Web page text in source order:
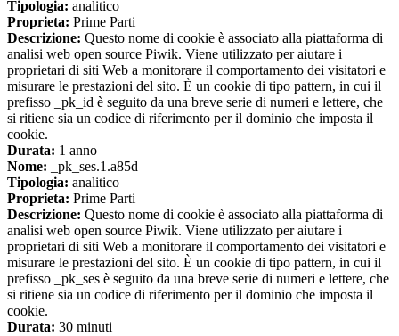
Tipologia: analitico
Proprieta: Prime Parti
Descrizione: Questo nome di cookie è associato alla piattaforma di
analisi web open source Piwik. Viene utilizzato per aiutare i
proprietari di siti Web a monitorare il comportamento dei visitatori e
misurare le prestazioni del sito. È un cookie di tipo pattern, in cui il
prefisso _pk_id è seguito da una breve serie di numeri e lettere, che
si ritiene sia un codice di riferimento per il dominio che imposta il
cookie.
Durata: 1 anno
Nome: _pk_ses.1.a85d
Tipologia: analitico
Proprieta: Prime Parti
Descrizione: Questo nome di cookie è associato alla piattaforma di
analisi web open source Piwik. Viene utilizzato per aiutare i
proprietari di siti Web a monitorare il comportamento dei visitatori e
misurare le prestazioni del sito. È un cookie di tipo pattern, in cui il
prefisso _pk_ses è seguito da una breve serie di numeri e lettere, che
si ritiene sia un codice di riferimento per il dominio che imposta il
cookie.
Durata: 30 minuti